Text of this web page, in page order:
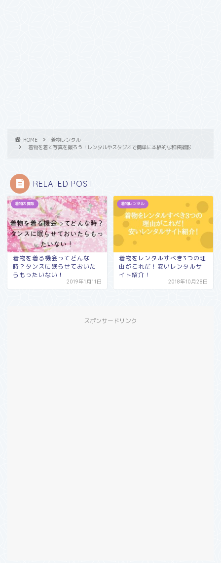
HOME
着物レンタル
着物を着て写真を撮ろう！レンタルやスタジオで簡単に本格的な和装撮影
RELATED POST
着物の買取
着物を着る機会ってどんな
時？タンスに眠らせておいた
らもったいない！
2019年1月11日
着物レンタル
着物をレンタルすべき3つの理
由がこれだ！安いレンタルサ
イト紹介！
2018年10月28日
スポンサードリンク